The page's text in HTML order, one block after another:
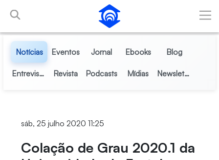
Pular para o Conteúdo principal
Notícias Eventos Jornal Ebooks Blog
Entrevistas Revista Podcasts Mídias Newsletter
sáb, 25 julho 2020 11:25
Colação de Grau 2020.1 da